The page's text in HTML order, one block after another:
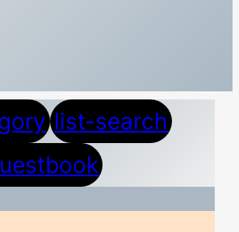
list-search